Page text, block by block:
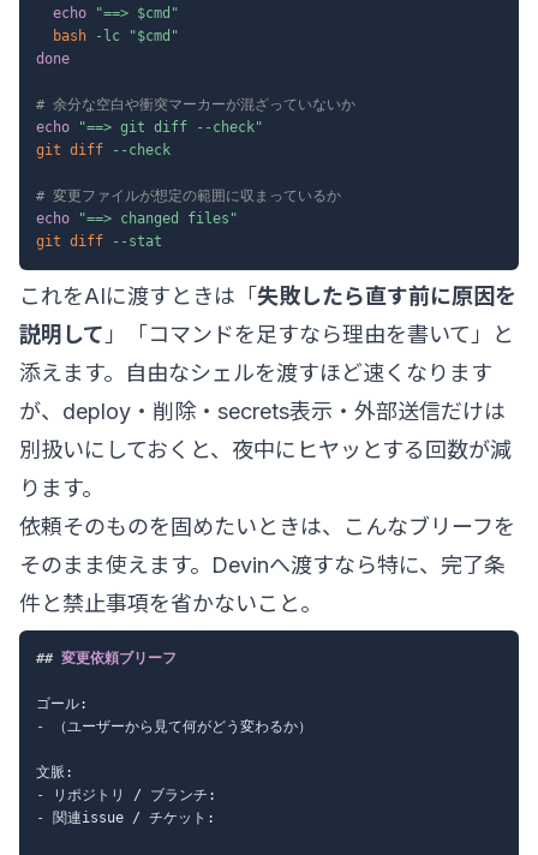
echo
"==> $cmd "
bash
-lc "$cmd "
done
# 余分な空白や衝突マーカーが混ざっていないか
echo
"==> git diff --check"
git diff --check
# 変更ファイルが想定の範囲に収まっているか
echo
"==> changed files"
git diff --stat
これをAIに渡すときは「 失敗したら直す前に原因を
説明して 」「コマンドを足すなら理由を書いて」と
添えます。自由なシェルを渡すほど速くなります
が、deploy・削除・secrets表示・外部送信だけは
別扱いにしておくと、夜中にヒヤッとする回数が減
ります。
依頼そのものを固めたいときは、こんなブリーフを
そのまま使えます。Devinへ渡すなら特に、完了条
件と禁止事項を省かないこと。
## 変更依頼ブリーフ
- （ユーザーから見て何がどう変わるか）
-
- 関連issue / チケット: